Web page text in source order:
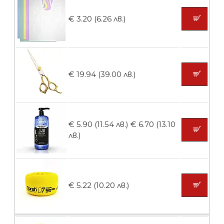
Ваничка за маникюр BMSPA1C
БЕЗПЛАТНО
Пила тип ренде
БЕЗПЛАТНО
Пила тип ренде 2в1
€ 3.20 (6.26 лв.)
€ 19.94 (39.00 лв.)
€ 5.90 (11.54 лв.) € 6.70 (13.10
лв.)
€ 5.22 (10.20 лв.)